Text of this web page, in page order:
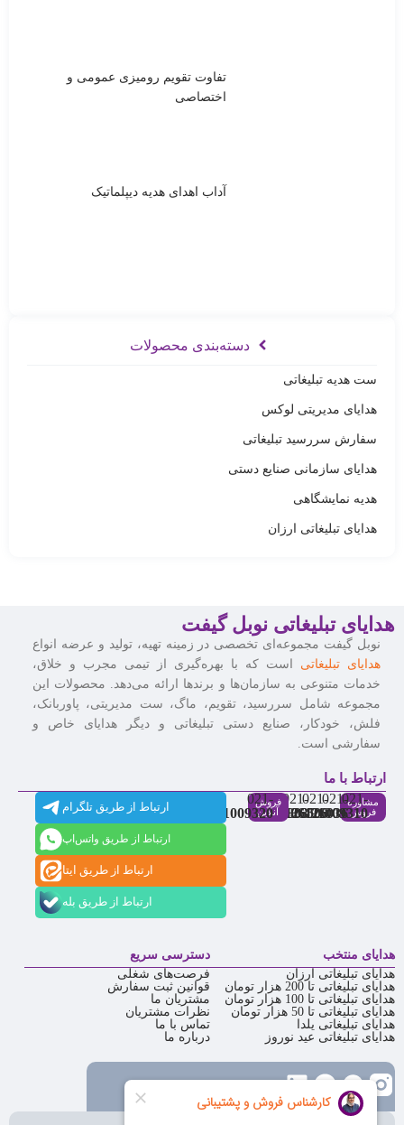
تفاوت تقویم رومیزی عمومی و
اختصاصی
آداب اهدای هدیه دیپلماتیک
دسته‌بندی محصولات
ست هدیه تبلیغاتی
هدایای مدیریتی لوکس
سفارش سررسید تبلیغاتی
هدایای سازمانی صنایع دستی
هدیه نمایشگاهی
هدایای تبلیغاتی ارزان
هدایای تبلیغاتی نوبل گیفت
نوبل گیفت مجموعه‌ای تخصصی در زمینه تهیه، تولید و عرضه انواع
هدایای تبلیغاتی است که با بهره‌گیری از تیمی مجرب و خلاق،
خدمات متنوعی به سازمان‌ها و برندها ارائه می‌دهد. محصولات این
مجموعه شامل سررسید، تقویم، ماگ، ست مدیریتی، پاوربانک،
فلش، خودکار، صنایع دستی تبلیغاتی و دیگر هدایای خاص و
سفارشی است.
ارتباط با ما
مشاوره
فروش
021-
91009310
021-
86126036
021-
86126506
021-
88537803
فروش
آنلاین
021-
91009320
ارتباط از طریق تلگرام
ارتباط از طریق واتس‌اپ
ارتباط از طریق ایتا
ارتباط از طریق بله
هدایای منتخب
هدایای تبلیغاتی ارزان
هدایای تبلیغاتی تا 200 هزار تومان
هدایای تبلیغاتی تا 100 هزار تومان
هدایای تبلیغاتی تا 50 هزار تومان
هدایای تبلیغاتی یلدا
هدایای تبلیغاتی عید نوروز
دسترسی سریع
فرصت‌های شغلی
قوانین ثبت سفارش
مشتریان ما
نظرات مشتریان
تماس با ما
درباره ما